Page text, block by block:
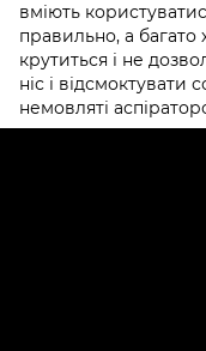
вміють
правильно, а багато
крутиться і не
ніс і відсмоктувати
немовляті